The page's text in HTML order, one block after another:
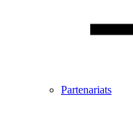
Partenariats